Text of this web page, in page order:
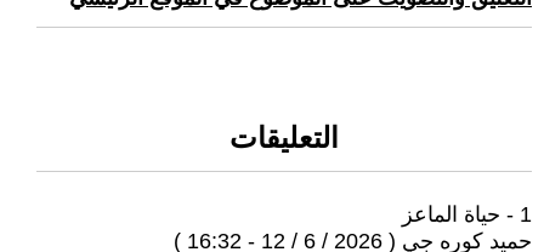
التعليقات
1 - حياة الماعز
حميد كوره جي ( 2026 / 6 / 12 - 16:32 )